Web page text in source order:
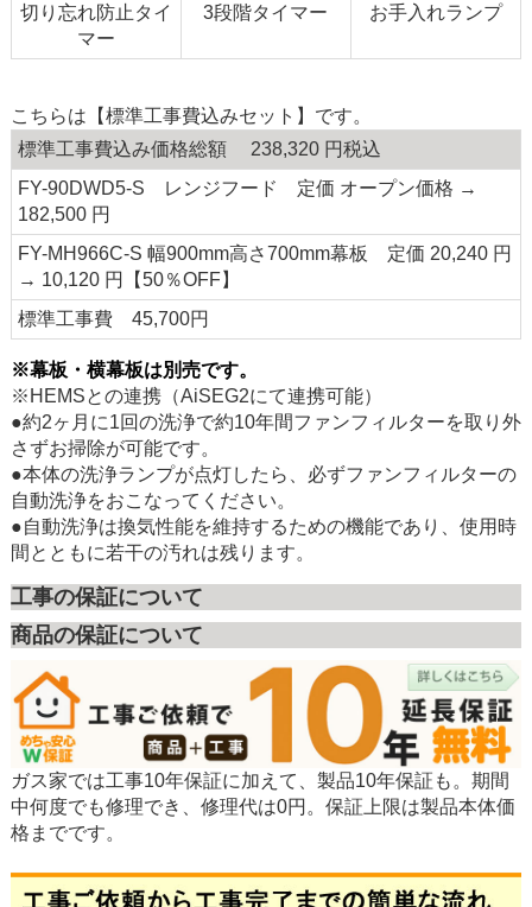
切り忘れ防止タイ
マー
3段階タイマー お手入れランプ
こちらは【標準工事費込みセット】です。
標準工事費込み価格総額 238,320 円税込
FY-90DWD5-S レンジフード 定価 オープン価格 →
182,500 円
FY-MH966C-S 幅900mm高さ700mm幕板 定価 20,240 円
→ 10,120 円【50％OFF】
標準工事費 45,700円
※幕板・横幕板は別売です。
※HEMSとの連携（AiSEG2にて連携可能）
●約2ヶ月に1回の洗浄で約10年間ファンフィルターを取り外
さずお掃除が可能です。
●本体の洗浄ランプが点灯したら、必ずファンフィルターの
自動洗浄をおこなってください。
●自動洗浄は換気性能を維持するための機能であり、使用時
間とともに若干の汚れは残ります。
工事の保証について
商品の保証について
ガス家では工事10年保証に加えて、製品10年保証も。期間
中何度でも修理でき、修理代は0円。保証上限は製品本体価
格までです。